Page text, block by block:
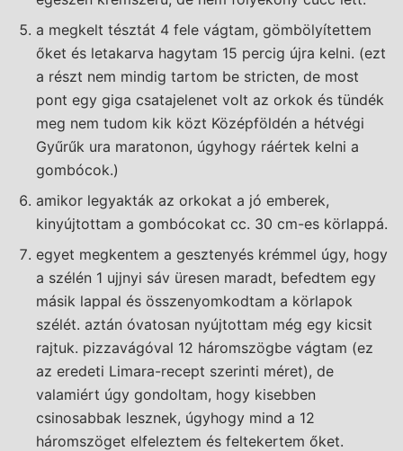
a megkelt tésztát 4 fele vágtam, gömbölyítettem
őket és letakarva hagytam 15 percig újra kelni. (ezt
a részt nem mindig tartom be stricten, de most
pont egy giga csatajelenet volt az orkok és tündék
meg nem tudom kik közt Középföldén a hétvégi
Gyűrűk ura maratonon, úgyhogy ráértek kelni a
gombócok.)
amikor legyakták az orkokat a jó emberek,
kinyújtottam a gombócokat cc. 30 cm-es körlappá.
egyet megkentem a gesztenyés krémmel úgy, hogy
a szélén 1 ujjnyi sáv üresen maradt, befedtem egy
másik lappal és összenyomkodtam a körlapok
szélét. aztán óvatosan nyújtottam még egy kicsit
rajtuk. pizzavágóval 12 háromszögbe vágtam (ez
az eredeti Limara-recept szerinti méret), de
valamiért úgy gondoltam, hogy kisebben
csinosabbak lesznek, úgyhogy mind a 12
háromszöget elfeleztem és feltekertem őket.